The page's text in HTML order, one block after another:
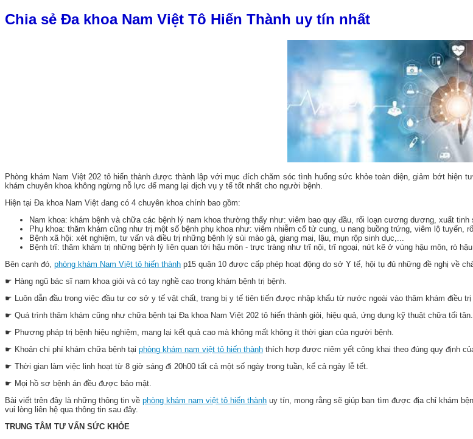
Chia sẻ Đa khoa Nam Việt Tô Hiến Thành uy tín nhất
Phòng khám Nam Việt 202 tô hiến thành được thành lập với mục đích chăm sóc tình huống sức khỏe toàn diện, giảm bớt hiện
khám chuyên khoa không ngừng nỗ lực để mang lại dịch vụ y tế tốt nhất cho người bệnh.
Hiện tại Đa khoa Nam Việt đang có 4 chuyên khoa chính bao gồm:
Nam khoa: khám bệnh và chữa các bệnh lý nam khoa thường thấy như: viêm bao quy đầu, rối loạn cương dương, xuất
Phụ khoa: thăm khám cũng như trị một số bệnh phụ khoa như: viêm nhiễm cổ tử cung, u nang buồng trứng, viêm lộ tuyến,
Bệnh xã hội: xét nghiệm, tư vấn và điều trị những bệnh lý sùi mào gà, giang mai, lậu, mụn rộp sinh dục,...
Bệnh trĩ: thăm khám trị những bệnh lý liên quan tới hậu môn - trực tràng như trĩ nội, trĩ ngoại, nứt kẽ ở vùng hậu môn, rò
Bên cạnh đó, phòng khám Nam Việt tô hiến thành p15 quận 10 được cấp phép hoạt động do sở Y tế, hội tụ đủ những đề nghị về
☛ Hàng ngũ bác sĩ nam khoa giỏi và có tay nghề cao trong khám bệnh trị bệnh.
☛ Luôn dẫn đầu trong việc đầu tư cơ sở y tế vật chất, trang bị y tế tiên tiến được nhập khẩu từ nước ngoài vào thăm khám điều trị
☛ Quá trình thăm khám cũng như chữa bệnh tại Đa khoa Nam Việt 202 tô hiến thành giỏi, hiệu quả, ứng dụng kỹ thuật chữa tối tân.
☛ Phương pháp trị bệnh hiệu nghiệm, mang lại kết quả cao mà không mất không ít thời gian của người bệnh.
☛ Khoản chi phí khám chữa bệnh tại phòng khám nam việt tô hiến thành thích hợp được niêm yết công khai theo đúng quy định
☛ Thời gian làm việc linh hoạt từ 8 giờ sáng đi 20h00 tất cả một số ngày trong tuần, kể cả ngày lễ tết.
☛ Mọi hồ sơ bệnh án đều được bảo mật.
Bài viết trên đây là những thông tin về phòng khám nam việt tô hiến thành uy tín, mong rằng sẽ giúp bạn tìm được địa chỉ khám
vui lòng liên hệ qua thông tin sau đây.
TRUNG TÂM TƯ VẤN SỨC KHỎE